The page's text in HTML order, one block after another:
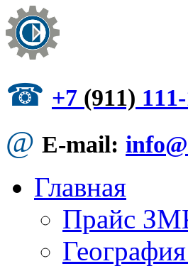
☎ +7 (911)
@ E-mail:
Главная
Прайс